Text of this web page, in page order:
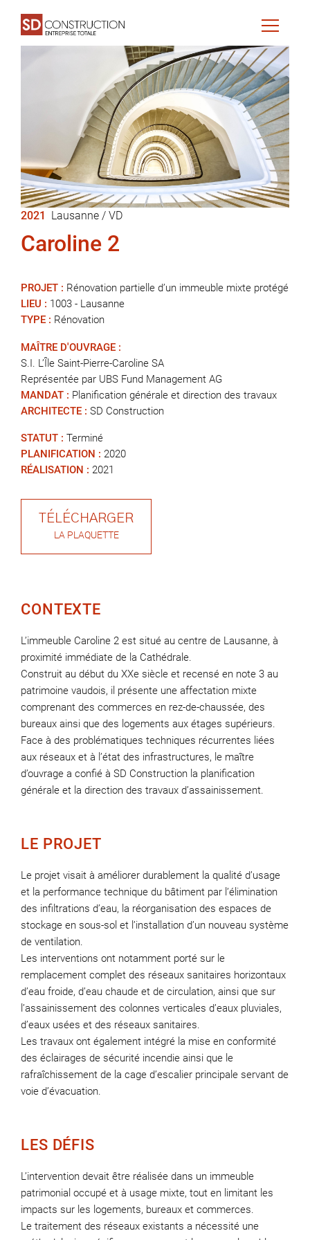
2021 Lausanne / VD
Caroline 2
PROJET : Rénovation partielle d’un immeuble mixte protégé
LIEU : 1003 - Lausanne
TYPE : Rénovation
MAÎTRE D'OUVRAGE :
S.I. L’Île Saint-Pierre-Caroline SA
Représentée par UBS Fund Management AG
MANDAT : Planification générale et direction des travaux
ARCHITECTE : SD Construction
STATUT : Terminé
PLANIFICATION : 2020
RÉALISATION : 2021
TÉLÉCHARGER
LA PLAQUETTE
CONTEXTE
L’immeuble Caroline 2 est situé au centre de Lausanne, à
proximité immédiate de la Cathédrale.
Construit au début du XXe siècle et recensé en note 3 au
patrimoine vaudois, il présente une affectation mixte
comprenant des commerces en rez-de-chaussée, des
bureaux ainsi que des logements aux étages supérieurs.
Face à des problématiques techniques récurrentes liées
aux réseaux et à l’état des infrastructures, le maître
d’ouvrage a confié à SD Construction la planification
générale et la direction des travaux d’assainissement.
LE PROJET
Le projet visait à améliorer durablement la qualité d’usage
et la performance technique du bâtiment par l’élimination
des infiltrations d’eau, la réorganisation des espaces de
stockage en sous-sol et l’installation d’un nouveau système
de ventilation.
Les interventions ont notamment porté sur le
remplacement complet des réseaux sanitaires horizontaux
d’eau froide, d’eau chaude et de circulation, ainsi que sur
l’assainissement des colonnes verticales d’eaux pluviales,
d’eaux usées et des réseaux sanitaires.
Les travaux ont également intégré la mise en conformité
des éclairages de sécurité incendie ainsi que le
rafraîchissement de la cage d’escalier principale servant de
voie d’évacuation.
LES DÉFIS
L’intervention devait être réalisée dans un immeuble
patrimonial occupé et à usage mixte, tout en limitant les
impacts sur les logements, bureaux et commerces.
Le traitement des réseaux existants a nécessité une